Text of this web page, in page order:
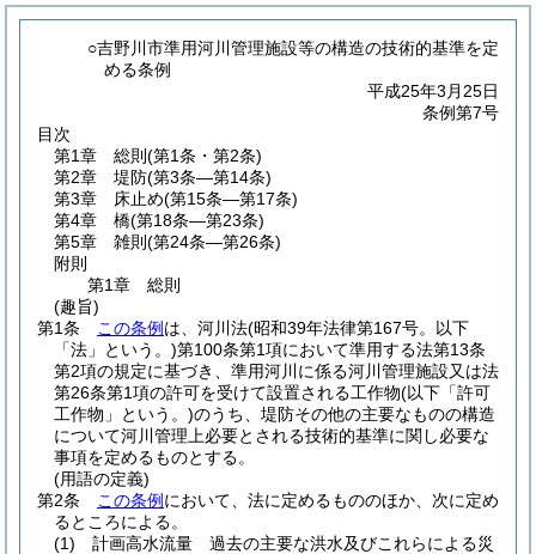
○吉野川市準用河川管理施設等の構造の技術的基準を定
める条例
平成25年3月25日
条例第7号
目次
第1章
総則 (第1条・第2条)
第2章
堤防(第3条―第14条)
第3章
床止め(第15条―第17条)
第4章
橋(第18条―第23条)
第5章
雑則 (第24条―第26条)
附則
第1章
総則
(趣旨)
第1条
この条例 は、河川法(昭和39年法律第167号。以下
「法」という。)第100条第1項において準用する法第13条
第2項の規定に基づき、準用河川に係る河川管理施設又は法
第26条第1項の許可を受けて設置される工作物(以下「許可
工作物」という。)のうち、堤防その他の主要なものの構造
について河川管理上必要とされる技術的基準に関し必要な
事項を定めるものとする。
(用語の定義)
第2条
この条例 において、法に定めるもののほか、次に定め
るところによる。
(1)
計画高水流量 過去の主要な洪水及びこれらによる災